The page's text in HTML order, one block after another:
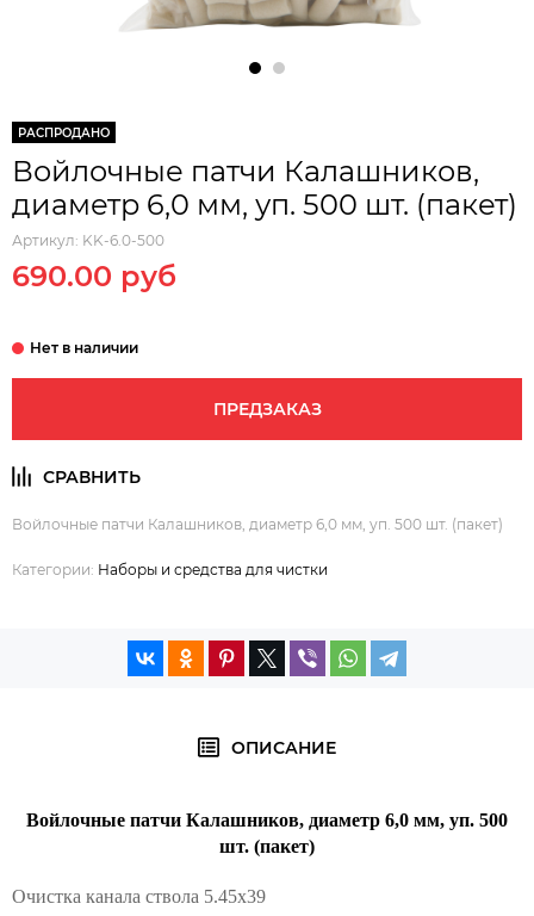
РАСПРОДАНО
Войлочные патчи Калашников,
диаметр 6,0 мм, уп. 500 шт. (пакет)
Артикул: KK-6.0-500
690.00 руб
ПРЕДЗАКАЗ
Войлочные патчи Калашников, диаметр 6,0 мм, уп. 500 шт. (пакет)
Категории: Наборы и средства для чистки
ОПИСАНИЕ
Войлочные патчи Калашников, диаметр 6,0 мм, уп. 500
шт. (пакет)
Очистка канала ствола 5.45х39